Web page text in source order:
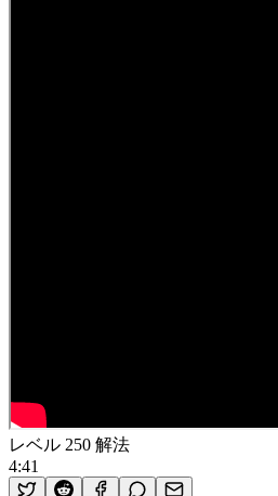
レベル 250 解法
4:41